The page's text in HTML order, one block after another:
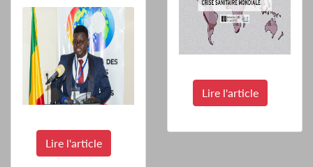
Lire l'article
Lire l'article